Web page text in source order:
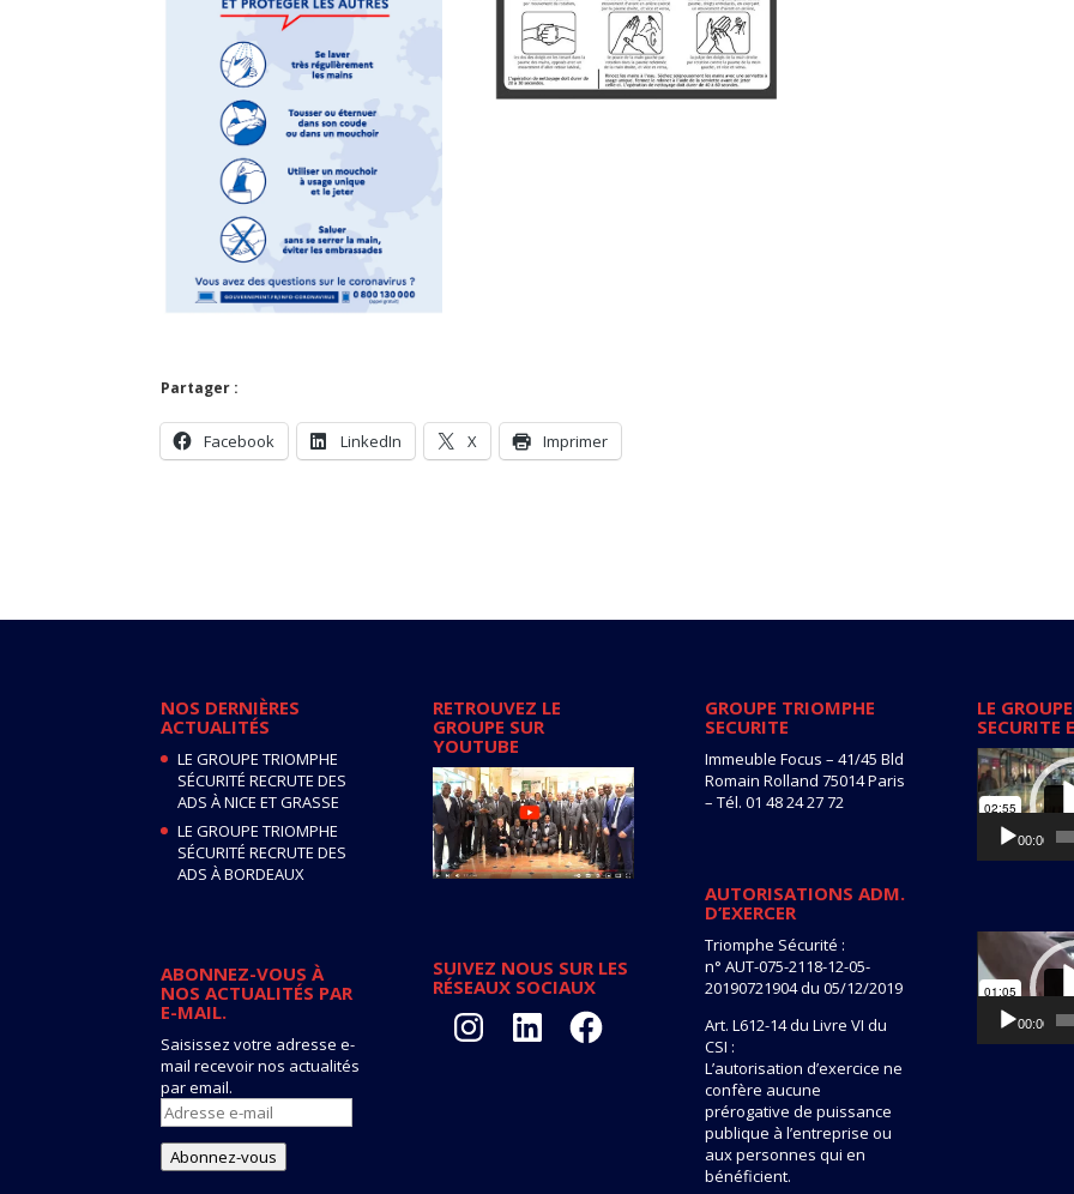
Partager :
Facebook LinkedIn X Imprimer
NOS DERNIÈRES
ACTUALITÉS
LE GROUPE TRIOMPHE
SÉCURITÉ RECRUTE DES
ADS À NICE ET GRASSE
LE GROUPE TRIOMPHE
SÉCURITÉ RECRUTE DES
ADS À BORDEAUX
ABONNEZ-VOUS À
NOS ACTUALITÉS PAR
E-MAIL.
Saisissez votre adresse e-
mail recevoir nos actualités
par email.
Adresse
e-
mail
Abonnez-vous
RETROUVEZ LE
GROUPE SUR
YOUTUBE
SUIVEZ NOUS SUR LES
RÉSEAUX SOCIAUX
InstagramLinkedIn Facebook
GROUPE TRIOMPHE
SECURITE
Immeuble Focus – 41/45 Bld
Romain Rolland 75014 Paris
– Tél. 01 48 24 27 72
AUTORISATIONS ADM.
D’EXERCER
Triomphe Sécurité :
n° AUT-075-2118-12-05-
20190721904 du 05/12/2019
Art. L612-14 du Livre VI du
CSI :
L’autorisation d’exercice ne
confère aucune
prérogative de puissance
publique à l’entreprise ou
aux personnes qui en
bénéficient.
LE
SECURITE
Lecteur
vidéo
00:00
Lecteur
vidéo
00:00